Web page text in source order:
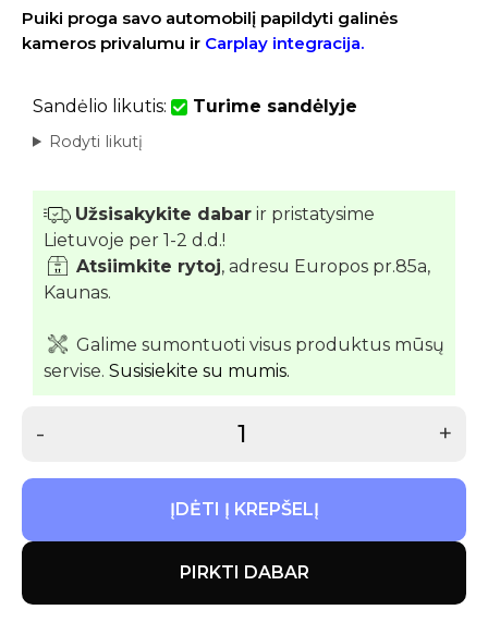
Puiki proga savo automobilį papildyti galinės
kameros privalumu ir Carplay integracija.
Sandėlio likutis: Turime sandėlyje
Rodyti likutį
Užsisakykite dabar ir pristatysime
Lietuvoje per 1-2 d.d.!
Atsiimkite rytoj, adresu Europos pr.85a,
Kaunas.
Galime sumontuoti visus produktus mūsų
servise. Susisiekite su mumis.
- +
ĮDĖTI Į KREPŠELĮ
PIRKTI DABAR